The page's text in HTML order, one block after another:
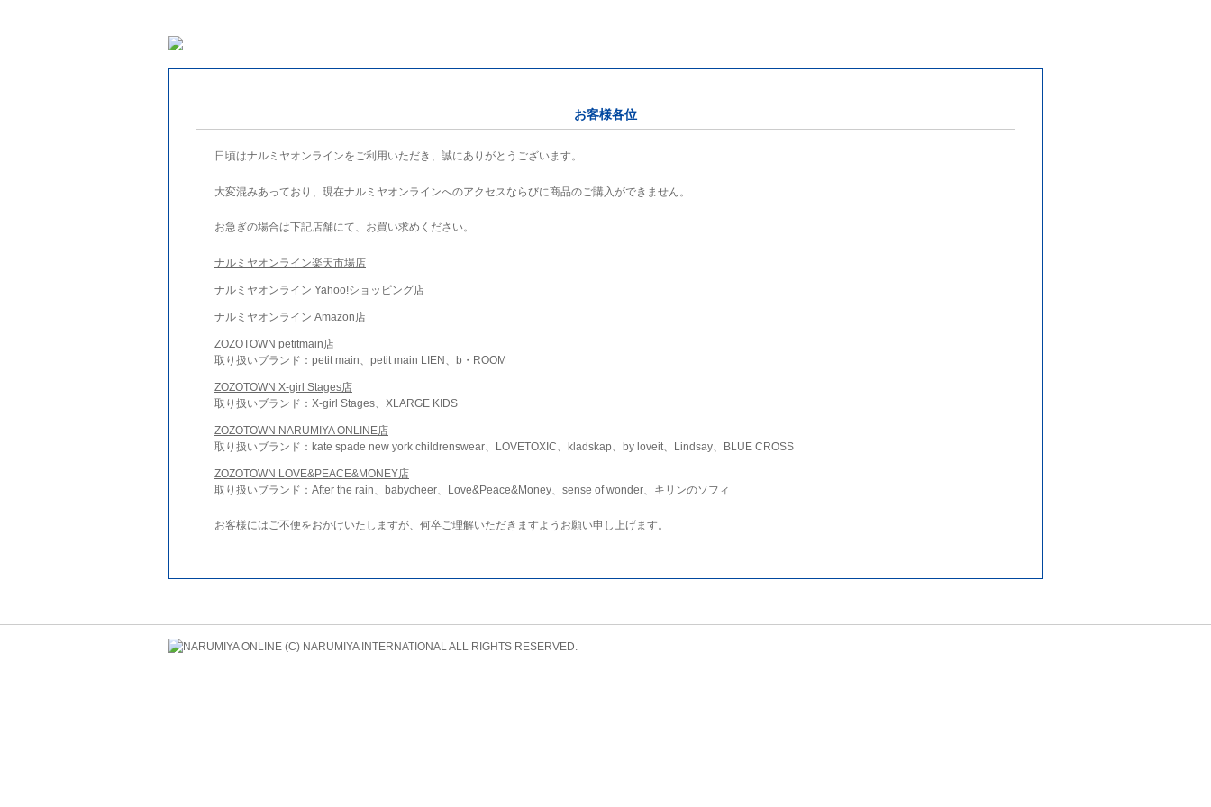
お客様各位
日頃はナルミヤオンラインをご利用いただき、誠にありがとうございます。
大変混みあっており、現在ナルミヤオンラインへのアクセスならびに商品のご購入ができません。
お急ぎの場合は下記店舗にて、お買い求めください。
ナルミヤオンライン楽天市場店
ナルミヤオンライン Yahoo!ショッピング店
ナルミヤオンライン Amazon店
ZOZOTOWN petitmain店
取り扱いブランド：petit main、petit main LIEN、b・ROOM
ZOZOTOWN X-girl Stages店
取り扱いブランド：X-girl Stages、XLARGE KIDS
ZOZOTOWN NARUMIYA ONLINE店
取り扱いブランド：kate spade new york childrenswear、LOVETOXIC、kladskap、by loveit、Lindsay、BLUE CROSS
ZOZOTOWN LOVE&PEACE&MONEY店
取り扱いブランド：After the rain、babycheer、Love&Peace&Money、sense of wonder、キリンのソフィ
お客様にはご不便をおかけいたしますが、何卒ご理解いただきますようお願い申し上げます。